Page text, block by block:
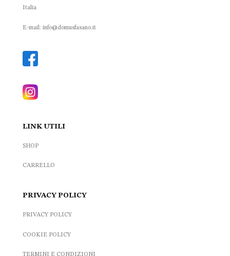
Italia
E-mail: info@domusfasano.it
LINK UTILI
SHOP
CARRELLO
PRIVACY POLICY
PRIVACY POLICY
COOKIE POLICY
TERMINI E CONDIZIONI